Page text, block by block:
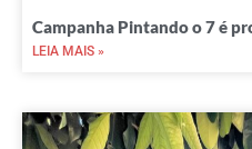
Campanha Pintando o 7 é
LEIA MAIS »